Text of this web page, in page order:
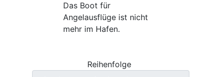
Das Boot für
Angelausflüge ist nicht
mehr im Hafen.
Reihenfolge